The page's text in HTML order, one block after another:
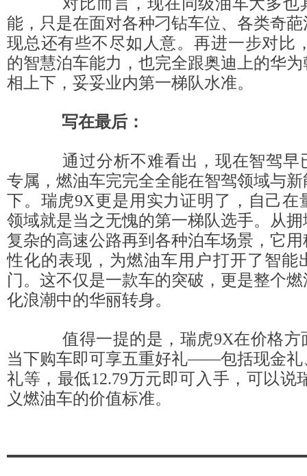
能，只是在面对各种刁钻车位、各类奇
现总还有些不尽如人意。再进一步对比
的智慧泊车能力，也完全跟奥迪上的华
相上下，妥妥业内第一梯队水准。
写在最后：
通过分析不难看出，现在智驾早
专属，燃油车完完全全能在智驾领域与
下。瑞虎9X更是用实力证明了，自己在
领域就是当之无愧的第一梯队选手。从
复杂的高速公路再到各种泊车场景，它
性化的表现，为燃油车用户打开了智能
门。这不仅是一款车的突破，更是整个
化浪潮中的华丽转身。
值得一提的是，瑞虎9X在价格方
当下购车即可享五重好礼——包括现金礼
礼等，最低12.79万元即可入手，可以说
义燃油车的价值标准。